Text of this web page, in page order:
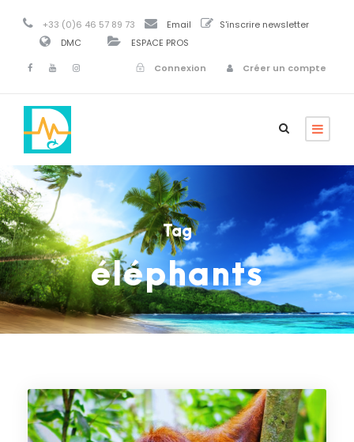
+33 (0)6 46 57 89 73 Email
S'inscrire newsletter
DMC
ESPACE PROS
Connexion
Créer un compte
Tag
éléphants